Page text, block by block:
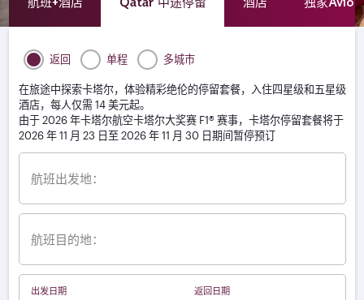
返回 单程 多城市
在旅途中探索卡塔尔，体验精彩绝伦的停留套餐，入住四星级和五星级
酒店，每人仅需 14 美元起。
由于 2026 年卡塔尔航空卡塔尔大奖赛 F1® 赛事，卡塔尔停留套餐将于
2026 年 11 月 23 日至 2026 年 11 月 30 日期间暂停预订
航班出发地：
航班目的地：
出发日期 返回日期